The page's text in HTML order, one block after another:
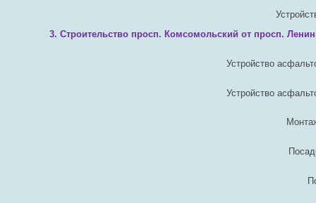
3. Строительство просп. Комсомольский от просп.
Устройство
Устройство